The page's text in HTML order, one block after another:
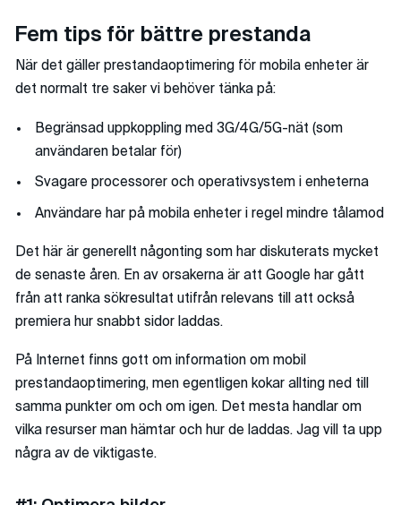
Fem tips för bättre prestanda
När det gäller prestandaoptimering för mobila enheter är
det normalt tre saker vi behöver tänka på:
Begränsad uppkoppling med 3G/4G/5G-nät (som
användaren betalar för)
Svagare processorer och operativsystem i enheterna
Användare har på mobila enheter i regel mindre tålamod
Det här är generellt någonting som har diskuterats mycket
de senaste åren. En av orsakerna är att Google har gått
från att ranka sökresultat utifrån relevans till att också
premiera hur snabbt sidor laddas.
På Internet finns gott om information om mobil
prestandaoptimering, men egentligen kokar allting ned till
samma punkter om och om igen. Det mesta handlar om
vilka resurser man hämtar och hur de laddas. Jag vill ta upp
några av de viktigaste.